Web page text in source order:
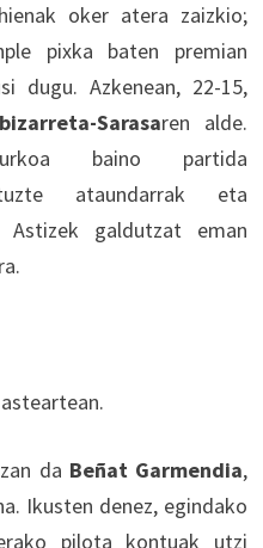
oker atera zaizkio;
pixka baten premian
dugu. Azkenean, 22-15,
Sarasaren alde.
baino partida
ataundarrak eta
Astizek galdutzat eman
da Beñat Garmendia,
Ikusten denez, egindako
pilota kontuak utzi